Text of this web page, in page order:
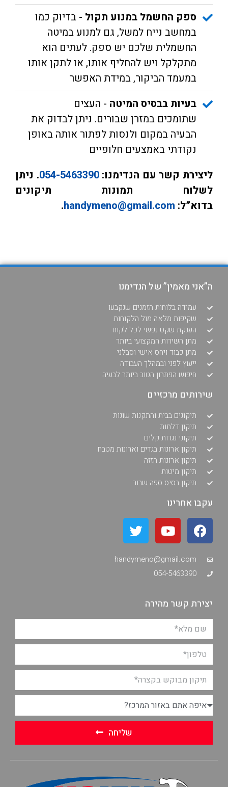
ספק החשמל במנוע תקול - בדיוק כמו
במחשב נייח למשל, גם למנוע במיטה
החשמלית שלכם יש ספק. לעתים הוא
מתקלקל ויש להחליף אותו, או לתקן אותו
במעמד הביקור, במידת האפשר
בעיות בבסיס המיטה - העצים
שתומכים במזרן שבורים. ניתן לבדוק את
הבעיה במקום ולנסות לפתור אותה באופן
נקודתי באמצעים חלופיים
ליצירת קשר עם הנדימנו:054-5463390. ניתן
לשלוח תמונות תיקונים
בדוא”ל: handymeno@gmail.com
.
ה”אני מאמין” של הנדימנו
עמידה בלוחות הזמנים שנקבעו
שקיפות מלאה מול הלקוחות
הענקת שקט נפשי לכל לקוח
מתן השירות המקצועי ביותר
מתן כבוד ויחס אישי וסבלני
ייעוץ לפני ובמהלך העבודה
חיפוש הפתרון הטוב ביותר לבעיה
שירותים מרכזיים
תיקונים בבית והתקנות שונות
תיקון דלתות
תיקוני נגרות קלים
תיקון ארונות בגדים וארונות מטבח
תיקון ארונות הזזה
תיקון מיטות
תיקון בסיס ספה שבור
עקבו אחרינו
handymeno@gmail.com
054-5463390
יצירת קשר מהירה
שליחה